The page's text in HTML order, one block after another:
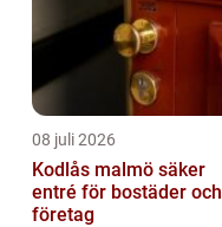
08 juli 2026
Kodlås malmö säker
entré för bostäder och
företag